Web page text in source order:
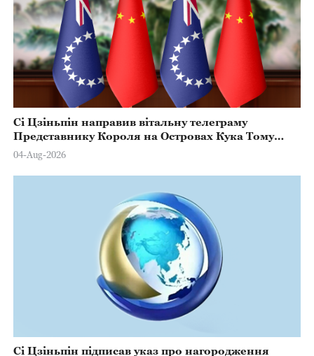
Сі Цзіньпін направив вітальну телеграму
Представнику Короля на Островах Кука Тому
Марстерсу з нагоди Дня Конституції
04-Aug-2026
Сі Цзіньпін підписав указ про нагородження